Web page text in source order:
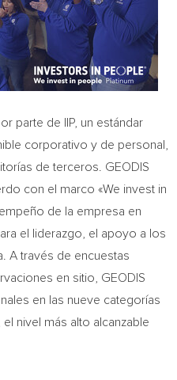
parte de IIP, un estándar
corporativo y de personal,
de terceros. GEODIS
con el marco «We invest in
de la empresa en
el liderazgo, el apoyo a los
A través de encuestas
en sitio, GEODIS
en las nueve categorías
nivel más alto alcanzable